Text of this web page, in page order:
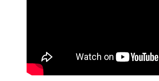
NYXmag 2. Yaş Kutlama Etkinliği